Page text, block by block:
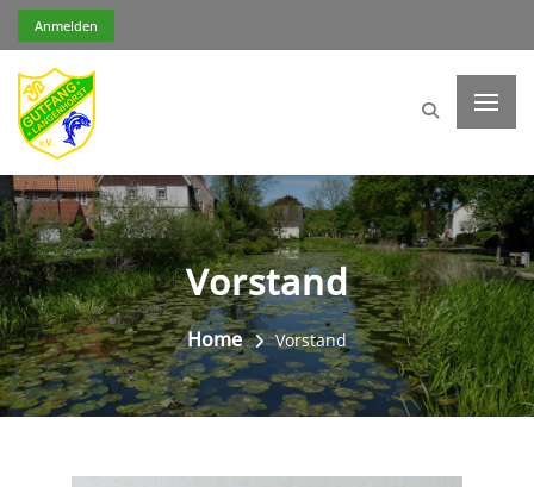
Anmelden
Vorstand
Home Vorstand